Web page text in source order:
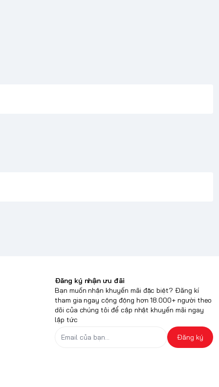
Đăng ký nhận ưu đãi
Bạn muốn nhận khuyến mãi đặc biệt? Đăng kí
tham gia ngay cộng động hơn 18.000+ người theo
dõi của chúng tôi để cập nhật khuyến mãi ngay
lập tức
Đăng ký